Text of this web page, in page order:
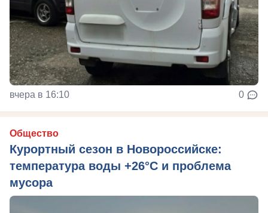
вчера в 16:10 0
Общество
Курортный сезон в Новороссийске:
температура воды +26°C и проблема
мусора